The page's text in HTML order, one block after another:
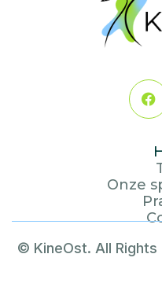

Onze
© KineOst. All Rights